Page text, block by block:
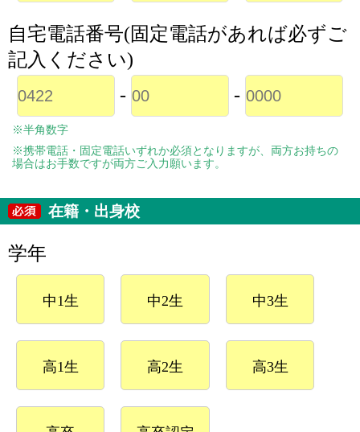
自宅電話番号(固定電話があれば必ずご
記入ください)
-
-
※半角数字
※携帯電話・固定電話いずれか必須となりますが、両方お持ちの
場合はお手数ですが両方ご入力願います。
在籍・出身校
学年
中1生 中2生 中3生
高1生 高2生 高3生